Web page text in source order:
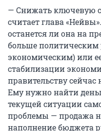
— Снижать ключевую
считает глава
останется ли она на
больше политическим
экономическим) или
стабилизации
правительству
Ему нужно найти
текущей ситуации
проблемы — продажа
наполнение бюджета